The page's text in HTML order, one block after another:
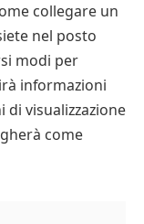
collegare un
nel posto
modi per
informazioni
visualizzazione
come